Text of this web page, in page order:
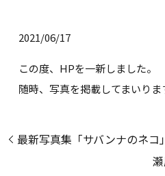
2021/06/17
この度、HPを一新しました。
随時、写真を掲載してまいりま
最新写真集「サバンナのネコ